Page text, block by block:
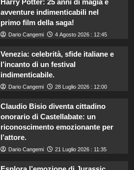
avventure indimenticabili nel
primo film della saga!
Dario Cangemi 4 Agosto 2026 : 12:45
Venezia: celebrità, sfide italiane e
l’incanto di un festival
indimenticabile.
Dario Cangemi 28 Luglio 2026 : 12:00
Claudio Bisio diventa cittadino
onorario di Castellabate: un
riconoscimento emozionante per
l’attore.
Dario Cangemi 21 Luglio 2026 : 11:35